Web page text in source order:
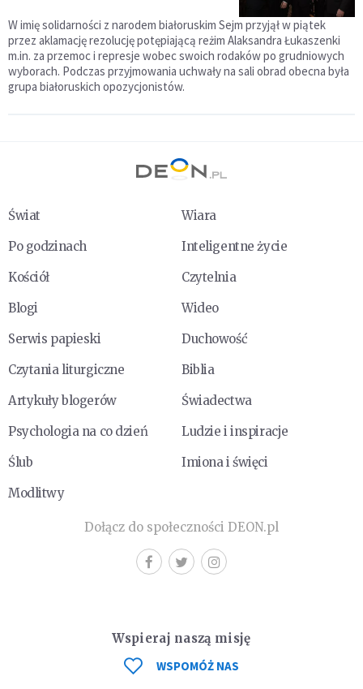
W imię solidarności z narodem białoruskim Sejm przyjął w piątek
przez aklamację rezolucję potępiającą reżim Alaksandra Łukaszenki
m.in. za przemoc i represje wobec swoich rodaków po grudniowych
wyborach. Podczas przyjmowania uchwały na sali obrad obecna była
grupa białoruskich opozycjonistów.
Świat
Wiara
Po godzinach
Inteligentne życie
Kościół
Czytelnia
Blogi
Wideo
Serwis papieski
Duchowość
Czytania liturgiczne
Biblia
Artykuły blogerów
Świadectwa
Psychologia na co dzień
Ludzie i inspiracje
Ślub
Imiona i święci
Modlitwy
Dołącz do społeczności DEON.pl
Wspieraj naszą misję
WSPOMÓŻ NAS